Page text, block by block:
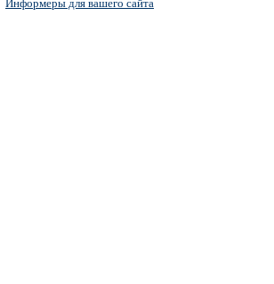
Информеры для вашего сайта